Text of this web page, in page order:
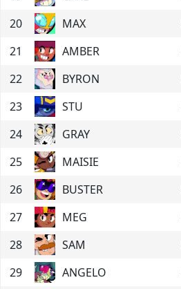
20
MAX
21
AMBER
22
BYRON
23
STU
24
GRAY
25
MAISIE
26
BUSTER
27
MEG
28
SAM
29
ANGELO